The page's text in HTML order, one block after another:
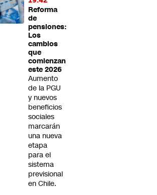
Reforma
de
pensiones:
Los
cambios
que
comienzan
este 2026
Aumento
de la PGU
y nuevos
beneficios
sociales
marcarán
una nueva
etapa
para el
sistema
previsional
en Chile.